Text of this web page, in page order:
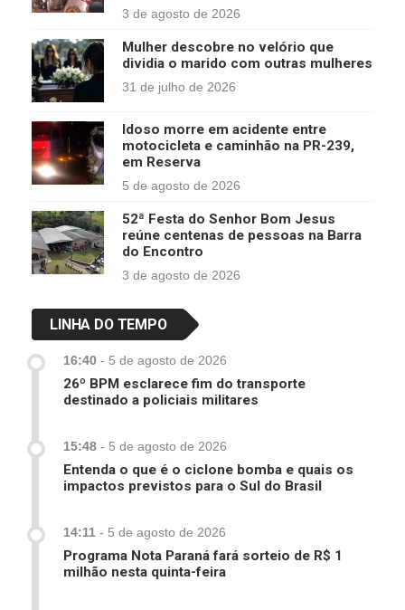
3 de agosto de 2026
Mulher descobre no velório que
dividia o marido com outras mulheres
31 de julho de 2026
Idoso morre em acidente entre
motocicleta e caminhão na PR-239,
em Reserva
5 de agosto de 2026
52ª Festa do Senhor Bom Jesus
reúne centenas de pessoas na Barra
do Encontro
3 de agosto de 2026
LINHA DO TEMPO
16:40 - 5 de agosto de 2026
26º BPM esclarece fim do transporte
destinado a policiais militares
15:48 - 5 de agosto de 2026
Entenda o que é o ciclone bomba e quais os
impactos previstos para o Sul do Brasil
14:11 - 5 de agosto de 2026
Programa Nota Paraná fará sorteio de R$ 1
milhão nesta quinta-feira